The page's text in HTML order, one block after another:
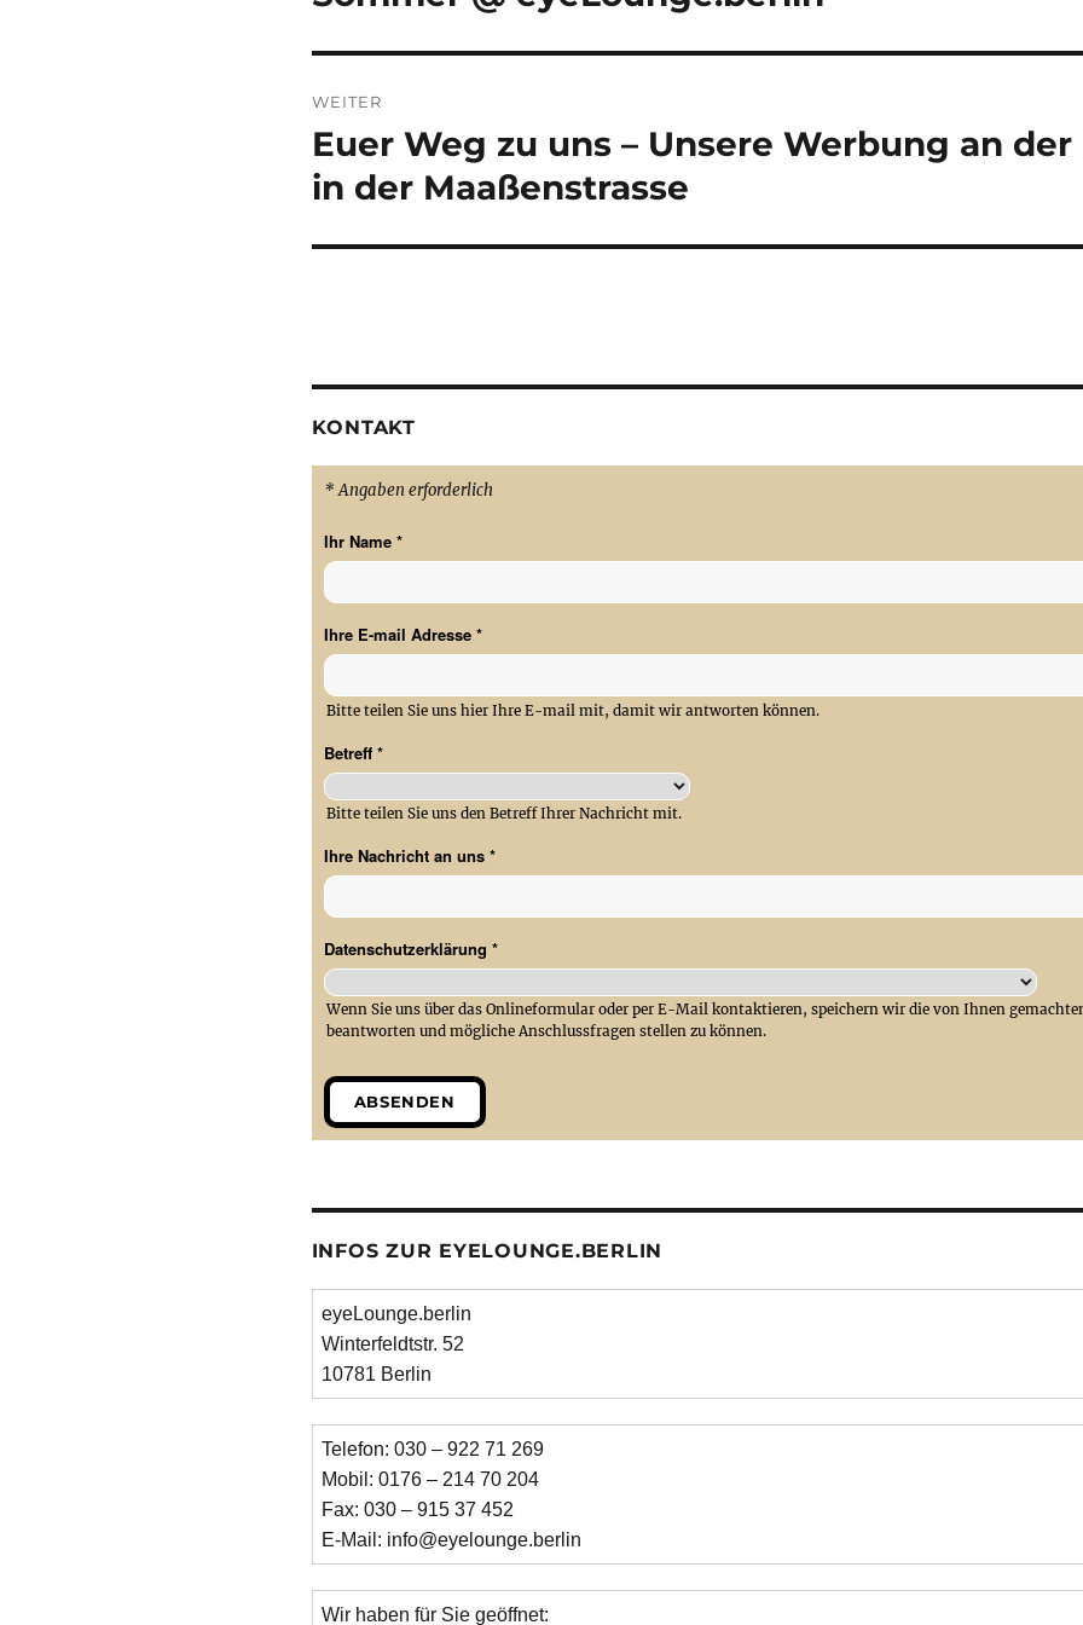
WEITER
Nächster
Beitrag:
Euer Weg zu uns – Unsere Werbung an
in der Maaßenstrasse
KONTAKT
* Angaben erforderlich
Ihr Name *
Ihre E-mail Adresse *
Bitte teilen Sie uns hier Ihre E-mail mit, damit wir antworten können.
Betreff *
Bitte teilen Sie uns den Betreff Ihrer Nachricht mit.
Ihre Nachricht an uns *
Datenschutzerklärung *
Wenn Sie uns über das Onlineformular oder per E-Mail kontaktieren, speichern wir die von Ihnen
beantworten und mögliche Anschlussfragen stellen zu können.
ABSENDEN
INFOS ZUR EYELOUNGE.BERLIN
eyeLounge.berlin
Winterfeldtstr. 52
10781 Berlin
Telefon: 030 – 922 71 269
Mobil: 0176 – 214 70 204
Fax: 030 – 915 37 452
E-Mail: info@eyelounge.berlin
Wir haben für Sie geöffnet: